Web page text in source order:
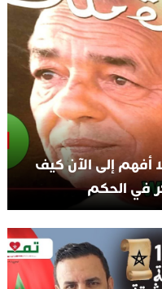
ملك (11).. لا أفهم إلى الآن كيف
في الحكم